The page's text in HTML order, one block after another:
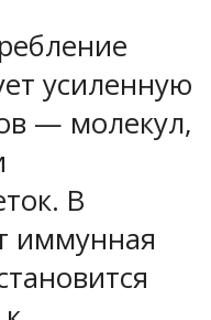
усиленную
— молекул,
В
иммунная